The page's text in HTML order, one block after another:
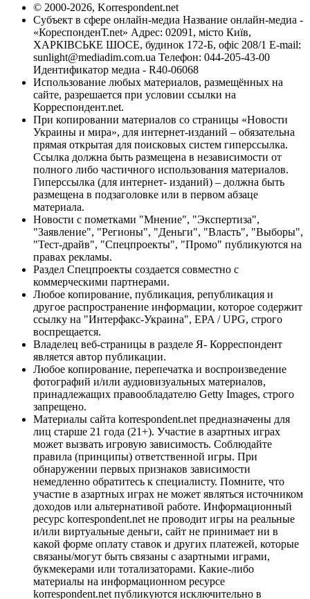
© 2000-2026, Korrespondent.net
Субъект в сфере онлайн-медиа Название онлайн-медиа -
«КореспонденТ.net» Адрес: 02091, місто Київ,
ХАРКІВСЬКЕ ШОСЕ, будинок 172-Б, офіс 208/1 E-mail:
sunlight@mediadim.com.ua Телефон: 044-205-43-00
Идентификатор медиа - R40-06068
Использование любых материалов, размещённых на
сайте, разрешается при условии ссылки на
Корреспондент.net.
При копировании материалов со страницы «Новости
Украины и мира», для интернет-изданий – обязательна
прямая открытая для поисковых систем гиперссылка.
Ссылка должна быть размещена в независимости от
полного либо частичного использования материалов.
Гиперссылка (для интернет- изданий) – должна быть
размещена в подзаголовке или в первом абзаце
материала.
Новости с пометками "Мнение", "Экспертиза",
"Заявление", "Регионы", "Деньги", "Власть", "Выборы",
"Тест-драйв", "Спецпроекты", "Промо" публикуются на
правах рекламы.
Раздел Спецпроекты создается совместно с
коммерческими партнерами.
Любое копирование, публикация, републикация и
другое распространение информации, которое содержит
ссылку на "Интерфакс-Украина", EPA / UPG, строго
воспрещается.
Владелец веб-страницы в разделе Я- Корреспондент
является автор публикации.
Любое копирование, перепечатка и воспроизведение
фотографий и/или аудиовизуальных материалов,
принадлежащих правообладателю Getty Images, строго
запрещено.
Материалы сайта korrespondent.net предназначены для
лиц старше 21 года (21+). Участие в азартных играх
может вызвать игровую зависимость. Соблюдайте
правила (принципы) ответственной игры. При
обнаружении первых признаков зависимости
немедленно обратитесь к специалисту. Помните, что
участие в азартных играх не может являться источником
доходов или альтернативой работе. Информационный
ресурс korrespondent.net не проводит игры на реальные
и/или виртуальные деньги, сайт не принимает ни в
какой форме оплату ставок и других платежей, которые
связаны/могут быть связаны с азартными играми,
букмекерами или тотализаторами. Какие-либо
материалы на информационном ресурсе
korrespondent.net публикуются исключительно в